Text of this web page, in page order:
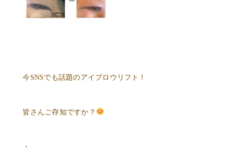
今 SNSでも話題のアイブロウリフト！
皆さんご存知ですか？
・